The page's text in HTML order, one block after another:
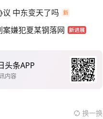
议 中东变天了吗
案嫌犯夏某钢落网
头条APP
内容
换一换